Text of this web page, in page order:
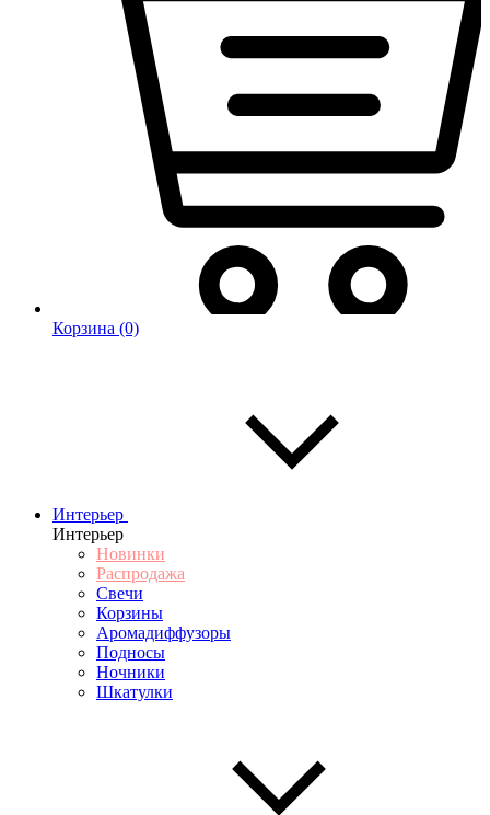
Корзина (0)
Интерьер
Интерьер
Новинки
Распродажа
Свечи
Корзины
Аромадиффузоры
Подносы
Ночники
Шкатулки